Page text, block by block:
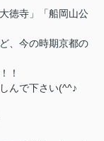
徳寺」「船岡山公
、今の時期京都の
！
んで下さい(^^♪